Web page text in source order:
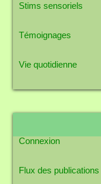
Stims sensoriels
Témoignages
Vie quotidienne
Connexion
Flux des publications